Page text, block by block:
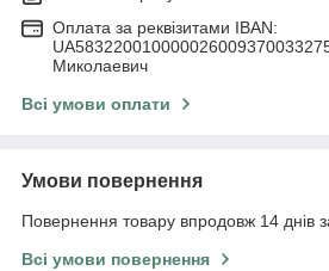
Оплата за реквізитами IBAN:
Миколаевич
Всі умови оплати
Умови повернення
Повернення товару впродовж 14 днів
Всі умови повернення